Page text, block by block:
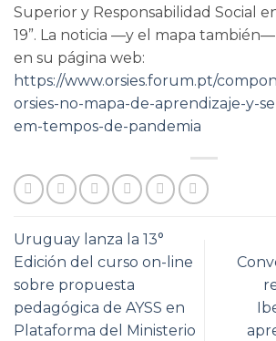
Superior y Responsabilidad Social
19”. La noticia —y el mapa
en su página web:
https://www.orsies.forum.pt/
orsies-no-mapa-de-aprendizaje-y-
em-tempos-de-pandemia
Uruguay lanza la 13°
Edición del curso on-line
sobre propuesta
pedagógica de AYSS en
Plataforma del Ministerio